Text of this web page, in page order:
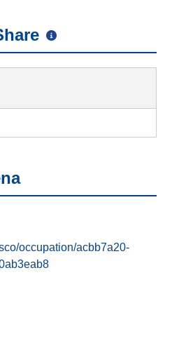
occupation/acbb7a20-